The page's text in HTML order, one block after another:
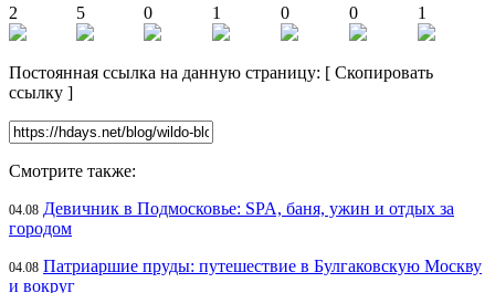
2
5 0 1 0 0 1
Постоянная ссылка на данную страницу: [ Скопировать
ссылку ]
Смотрите также:
04.08 Девичник в Подмосковье: SPA, баня, ужин и отдых за
городом
04.08 Патриаршие пруды: путешествие в Булгаковскую Москву
и вокруг